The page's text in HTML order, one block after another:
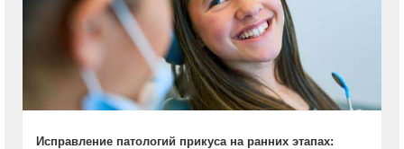
Исправление патологий прикуса на ранних этапах: